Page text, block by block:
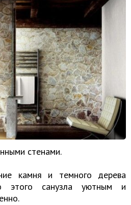
стенами.
камня и темного дерева
этого санузла уютным и